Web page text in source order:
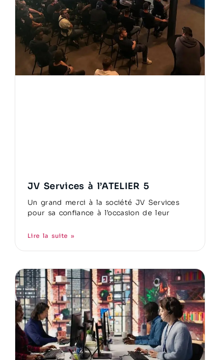
JV Services à l’ATELIER 5
Un grand merci à la société JV Services
pour sa confiance à l’occasion de leur
Lire la suite »